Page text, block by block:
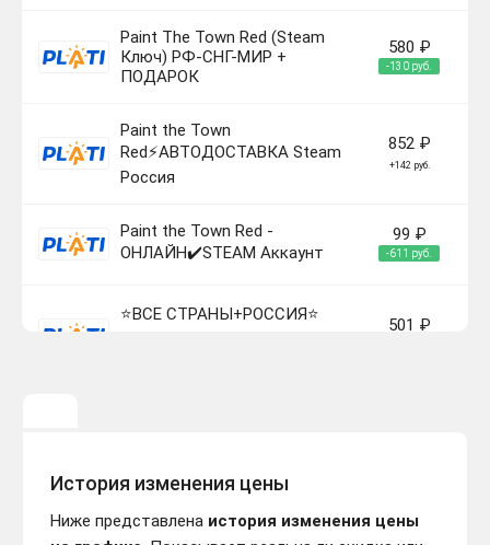
Paint The Town Red (Steam
Ключ) РФ-СНГ-МИР +
ПОДАРОК
580 ₽
-130 руб.
Paint the Town
Red⚡АВТОДОСТАВКА Steam
Россия
852 ₽
+142 руб.
Paint the Town Red -
ОНЛАЙН✔️STEAM Аккаунт
99 ₽
-611 руб.
⭐️ВСЕ СТРАНЫ+РОССИЯ⭐️
501 ₽
История изменения цены
Ниже представлена история изменения цены